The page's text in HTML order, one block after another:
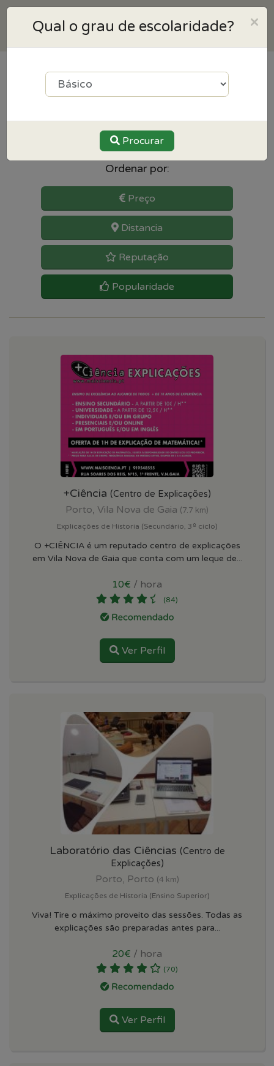
resultados para História
Ordenar por:
Preço
Distancia
Reputação
Popularidade
+Ciência (Centro de Explicações)
Porto, Vila Nova de Gaia (7.7 km)
Explicações de Historia (Secundário, 3º ciclo)
O +CIÊNCIA é um reputado centro de explicações
em Vila Nova de Gaia que conta com um leque de...
10€ / hora
(84)
Ver Perfil
Laboratório das Ciências (Centro de
Explicações)
Porto, Porto (4 km)
Explicações de Historia (Ensino Superior)
Viva! Tire o máximo proveito das sessões. Todas as
explicações são preparadas antes para...
20€ / hora
(70)
Ver Perfil
×
Qual o grau de escolaridade?
Procurar